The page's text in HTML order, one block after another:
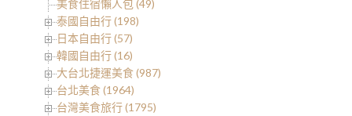
美食住宿懶人包 (49)
泰國自由行 (198)
日本自由行 (57)
韓國自由行 (16)
大台北捷運美食 (987)
台北美食 (1964)
台灣美食旅行 (1795)